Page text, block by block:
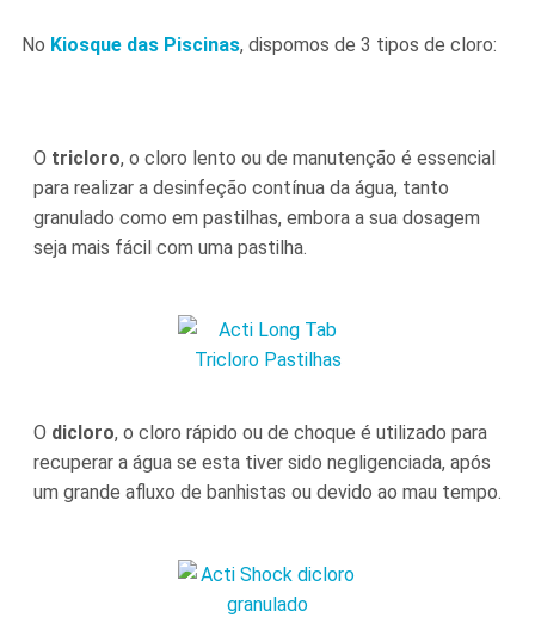
No Kiosque das Piscinas, dispomos de 3 tipos de cloro:
O tricloro, o cloro lento ou de manutenção é essencial
para realizar a desinfeção contínua da água, tanto
granulado como em pastilhas, embora a sua dosagem
seja mais fácil com uma pastilha.
O dicloro, o cloro rápido ou de choque é utilizado para
recuperar a água se esta tiver sido negligenciada, após
um grande afluxo de banhistas ou devido ao mau tempo.